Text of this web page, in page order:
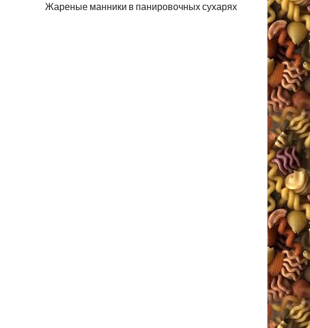
Жареные манники в панировочных сухарях